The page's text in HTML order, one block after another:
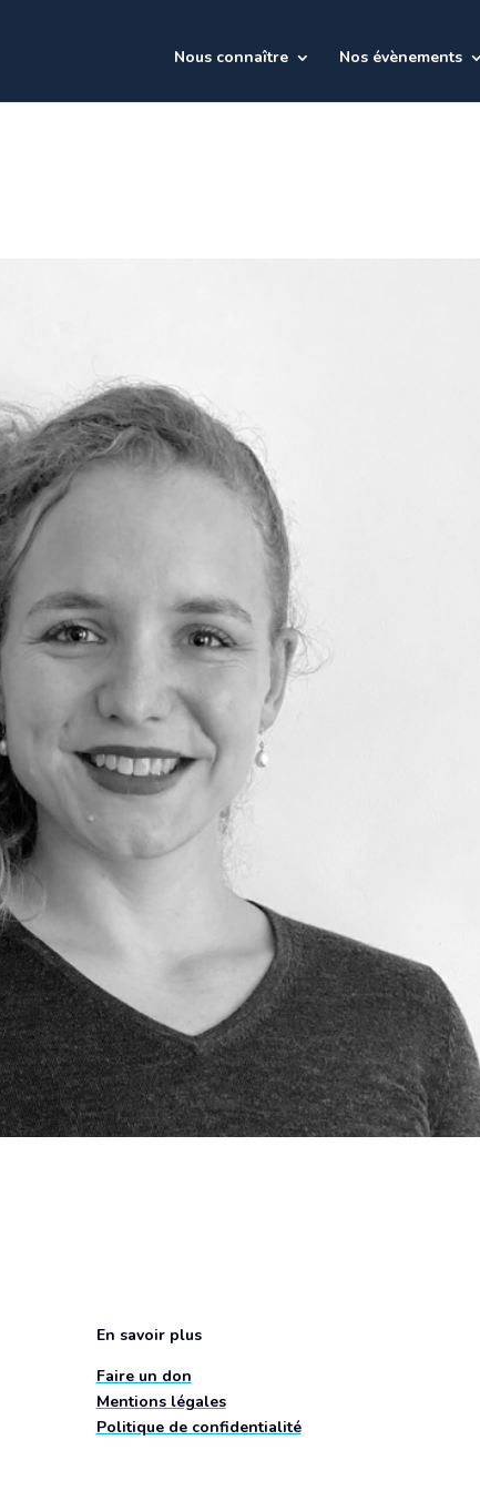
Nous connaître Nos évènements
En savoir plus
Faire un don
Mentions légales
Politique de confidentialité